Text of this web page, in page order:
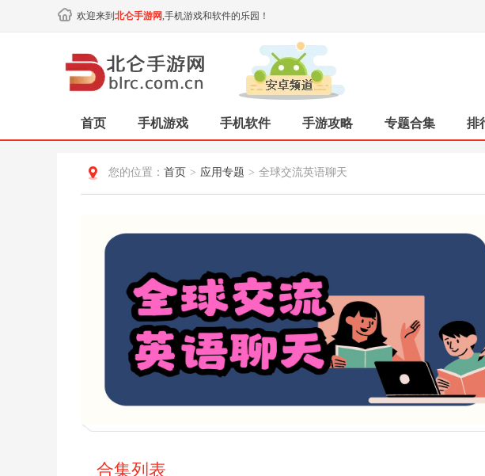
欢迎来到 北仑手游网,手机游戏和软件的乐园！
首页 手机游戏 手机软件 手游攻略 专题合集 排
您的位置： 首页 > 应用专题 > 全球交流英语聊天
合集列表